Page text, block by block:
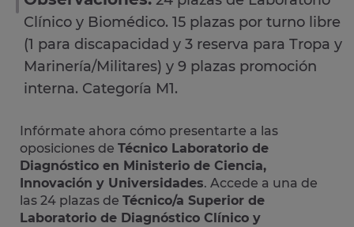
Clínico y Biomédico. 15 plazas por turno libre
(1 para discapacidad y 3 reserva para Tropa y
Marinería/Militares) y 9 plazas promoción
interna. Categoría M1.
Infórmate ahora cómo presentarte a las
oposiciones de Técnico Laboratorio de
Diagnóstico en Ministerio de Ciencia,
Innovación y Universidades. Accede a una de
las 24 plazas de Técnico/a Superior de
Laboratorio de Diagnóstico Clínico y